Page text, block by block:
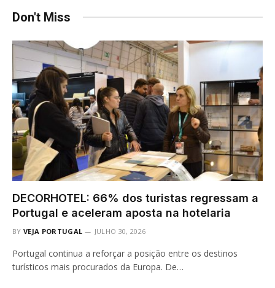
Don't Miss
DECORHOTEL: 66% dos turistas regressam a
Portugal e aceleram aposta na hotelaria
BY VEJA PORTUGAL JULHO 30, 2026
Portugal continua a reforçar a posição entre os destinos
turísticos mais procurados da Europa. De…